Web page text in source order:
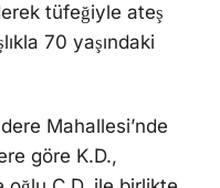
tüfeğiyle ateş
70 yaşındaki
Mahallesi’nde
göre K.D.,